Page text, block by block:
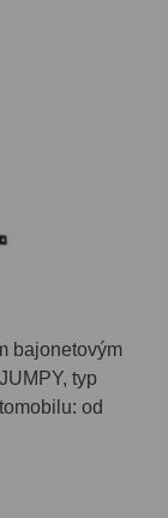
bajonetovým
typ
od